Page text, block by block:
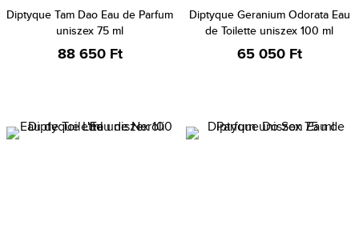
Diptyque Tam Dao Eau de Parfum
uniszex 75 ml
88 650 Ft
Diptyque Geranium Odorata Eau
de Toilette uniszex 100 ml
65 050 Ft